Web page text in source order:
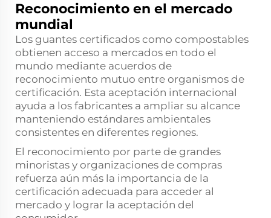
Reconocimiento en el mercado
mundial
Los guantes certificados como compostables
obtienen acceso a mercados en todo el
mundo mediante acuerdos de
reconocimiento mutuo entre organismos de
certificación. Esta aceptación internacional
ayuda a los fabricantes a ampliar su alcance
manteniendo estándares ambientales
consistentes en diferentes regiones.
El reconocimiento por parte de grandes
minoristas y organizaciones de compras
refuerza aún más la importancia de la
certificación adecuada para acceder al
mercado y lograr la aceptación del